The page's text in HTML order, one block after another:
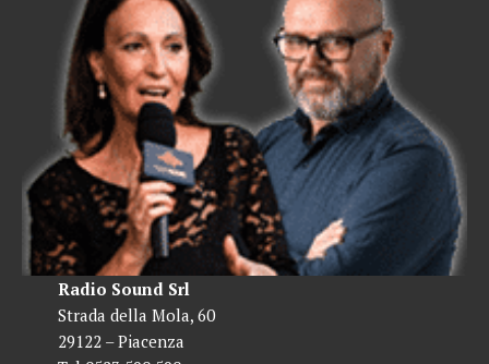
Radio Sound Srl
Strada della Mola, 60
29122 – Piacenza